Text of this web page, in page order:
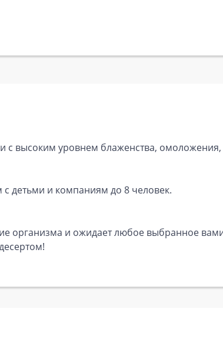
высоким уровнем блаженства,
детьми и компаниям до 8 человек.
организма и ожидает любое выбранное